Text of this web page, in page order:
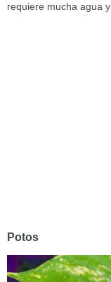
requiere mucha agua
Potos